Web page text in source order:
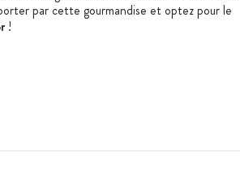
par cette gourmandise et optez pour le
!